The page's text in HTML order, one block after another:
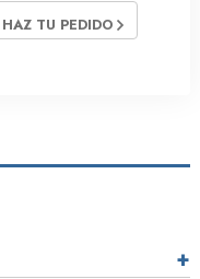
HAZ TU PEDIDO